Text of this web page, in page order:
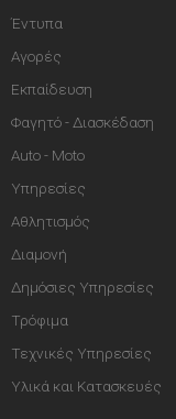
Έντυπα
Αγορές
Εκπαίδευση
Φαγητό - Διασκέδαση
Auto - Moto
Υπηρεσίες
Αθλητισμός
Διαμονή
Δημόσιες Υπηρεσίες
Τρόφιμα
Τεχνικές Υπηρεσίες
Υλικά και Κατασκευές